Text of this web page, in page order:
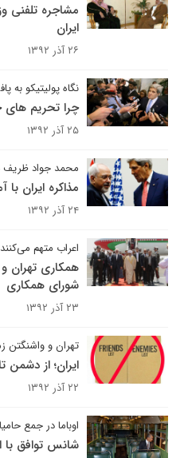
مشاجره تلفنی
ایران
۲۶ آذر ۱۳۹۲
نگاه پولیتیکو به
چرا تحریم
۲۵ آذر ۱۳۹۲
محمد جواد ظریف
مذاکره ایران
۲۴ آذر ۱۳۹۲
اعراب متهم می‌کنند
همکاری تهران
شورای همکاری
۲۳ آذر ۱۳۹۲
تهران و واشنگتن
ایران؛ از دشمن
۲۲ آذر ۱۳۹۲
اوباما در جمع
شانس توافق با ایران 50 – 50